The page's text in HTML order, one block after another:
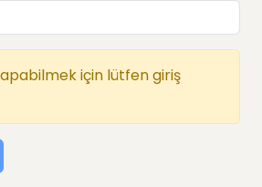
için lütfen giriş